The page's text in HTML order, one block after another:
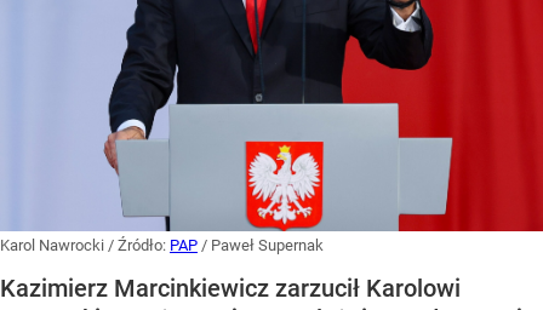
Karol Nawrocki / Źródło: PAP / Paweł Supernak
Kazimierz Marcinkiewicz zarzucił Karolowi